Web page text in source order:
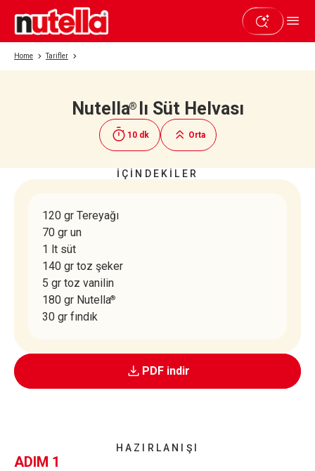
Home Tarifler
Nutella® lı Süt Helvası
10 dk Orta
Beğendiyseniz paylaşın
İÇİNDEKİLER
120 gr Tereyağı
70 gr un
1 lt süt
140 gr toz şeker
5 gr toz vanilin
180 gr Nutella®
30 gr fındık
PDF indir
HAZIRLANIŞI
ADIM 1